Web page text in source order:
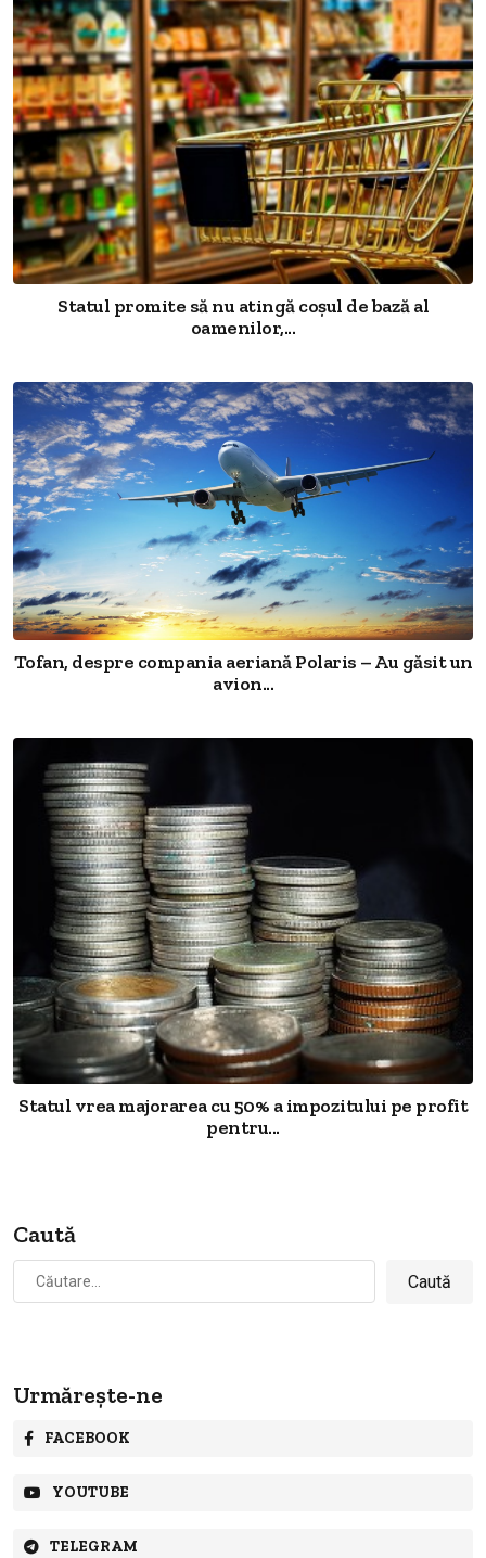
Statul promite să nu atingă coșul de bază al
oamenilor,...
Tofan, despre compania aeriană Polaris – Au găsit un
avion...
Statul vrea majorarea cu 50% a impozitului pe profit
pentru...
Caută
după:
Urmărește-ne
FACEBOOK
YOUTUBE
TELEGRAM